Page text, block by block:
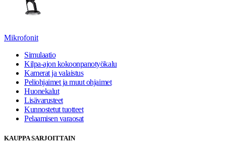
Mikrofonit
Simulaatio
Kilpa-ajon kokoonpanotyökalu
Kamerat ja valaistus
Peliohjaimet ja muut ohjaimet
Huonekalut
Lisävarusteet
Kunnostetut tuotteet
Pelaamisen varaosat
KAUPPA SARJOITTAIN